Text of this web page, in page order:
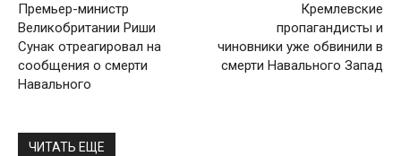
Премьер-министр
Великобритании Риши
Сунак отреагировал на
сообщения о смерти
Навального
Кремлевские
пропагандисты и
чиновники уже обвинили в
смерти Навального Запад
ЧИТАТЬ ЕЩЕ